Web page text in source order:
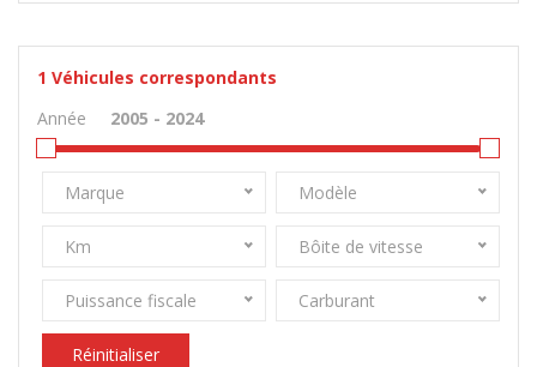
1 Véhicules correspondants
Année
Marque Modèle
Km Bôite de vitesse
Puissance fiscale Carburant
Réinitialiser